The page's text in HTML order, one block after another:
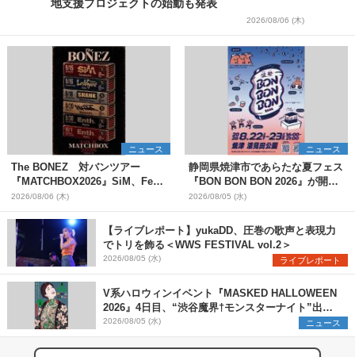
地支援プロジェクトの始動も発表
2026/08/06 (木)
ニュース
The BONEZ 対バンツアー
『MATCHBOX2026』SiM、Fear,
and Loathing in Las Vegasら対
バンアーティストを一斉解禁
2026/08/06 (木)
ニュース
静岡県焼津市であらたな夏フェス
『BON BON BON 2026』が開
催 音楽ライブ×盆踊り×DJ×屋台
グルメ×ランタンナイトで彩る2日
間
2026/08/05 (水)
【ライブレポート】yukaDD、圧巻の歌声と表現力
でトリを飾る＜WWS FESTIVAL vol.2＞
2026/08/05 (水) ライブレポート
V系ハロウィンイベント『MASKED HALLOWEEN
2026』4日目、“渋谷魔界†モンスターナイト”出演6
組を発表
2026/08/05 (水) ニュース